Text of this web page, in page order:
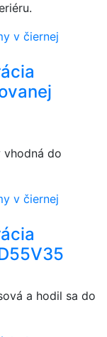
vhodná do
a hodil sa do